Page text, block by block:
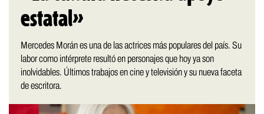
estatal»
Mercedes Morán es una de las actrices más populares del país. Su
labor como intérprete resultó en personajes que hoy ya son
inolvidables. Últimos trabajos en cine y televisión y su nueva faceta
de escritora.